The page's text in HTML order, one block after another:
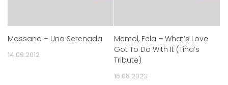
Mossano – Una Serenada
14.09.2012
Mentol, Fela – What’s Love
Got To Do With It (Tina’s
Tribute)
16.06.2023